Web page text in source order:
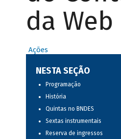
da Web
Ações
NESTA SEÇÃO
Programação
História
Quintas no BNDES
Sextas instrumentais
Reserva de ingressos